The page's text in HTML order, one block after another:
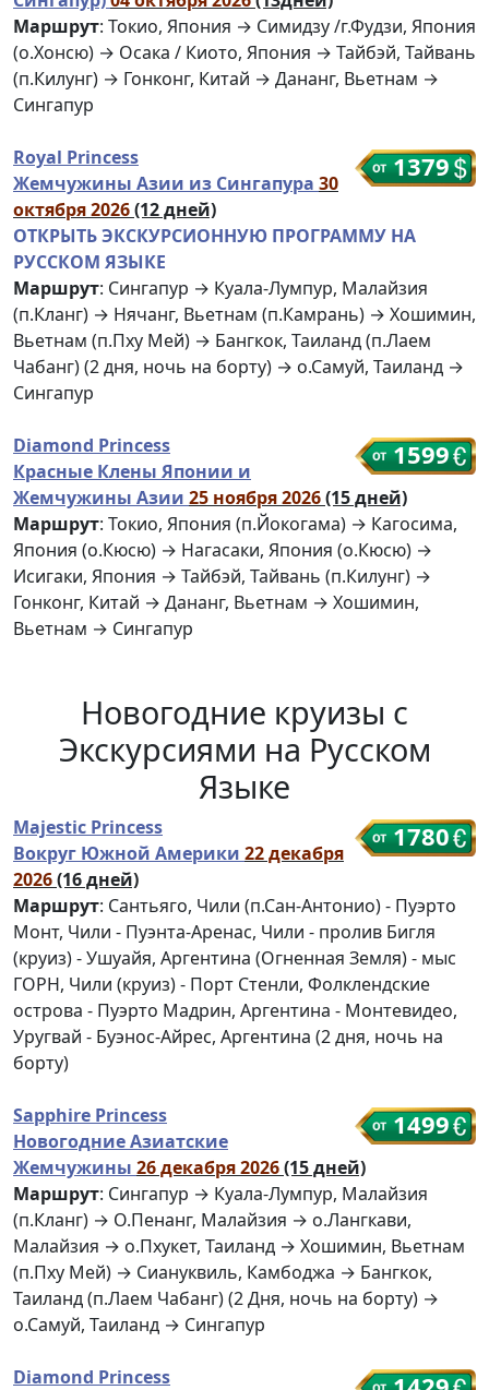
Маршрут: Токио, Япония → Симидзу /г.Фудзи, Япония
(о.Хонсю) → Осака / Киото, Япония → Тайбэй, Тайвань
(п.Килунг) → Гонконг, Китай → Дананг, Вьетнам →
Сингапур
1379
Royal Princess
Жемчужины Азии из Сингапура 30
октября 2026(12 дней)
ОТКРЫТЬ ЭКСКУРСИОННУЮ ПРОГРАММУ НА
РУССКОМ ЯЗЫКЕ
Маршрут: Сингапур → Куала-Лумпур, Малайзия
(п.Кланг) → Нячанг, Вьетнам (п.Камрань) → Хошимин,
Вьетнам (п.Пху Мей) → Бангкок, Таиланд (п.Лаем
Чабанг) (2 дня, ночь на борту) → о.Самуй, Таиланд →
Сингапур
1599
Diamond Princess
Красные Клены Японии и
Жемчужины Азии 25 ноября 2026(15 дней)
Маршрут: Токио, Япония (п.Йокогама) → Кагосима,
Япония (о.Кюсю) → Нагасаки, Япония (о.Кюсю) →
Исигаки, Япония → Тайбэй, Тайвань (п.Килунг) →
Гонконг, Китай → Дананг, Вьетнам → Хошимин,
Вьетнам → Сингапур
Новогодние круизы с
Экскурсиями на Русском
Языке
1780
Majestic Princess
Вокруг Южной Америки 22 декабря
2026(16 дней)
Маршрут: Сантьяго, Чили (п.Сан-Антонио) - Пуэрто
Монт, Чили - Пуэнта-Аренас, Чили - пролив Бигля
(круиз) - Ушуайя, Аргентина (Огненная Земля) - мыс
ГОРН, Чили (круиз) - Порт Стенли, Фолклендские
острова - Пуэрто Мадрин, Аргентина - Монтевидео,
Уругвай - Буэнос-Айрес, Аргентина (2 дня, ночь на
борту)
1499
Sapphire Princess
Новогодние Азиатские
Жемчужины 26 декабря 2026(15 дней)
Маршрут: Сингапур → Куала-Лумпур, Малайзия
(п.Кланг) → О.Пенанг, Малайзия → о.Лангкави,
Малайзия → о.Пхукет, Таиланд → Хошимин, Вьетнам
(п.Пху Мей) → Сиануквиль, Камбоджа → Бангкок,
Таиланд (п.Лаем Чабанг) (2 Дня, ночь на борту) →
о.Самуй, Таиланд → Сингапур
Diamond Princess